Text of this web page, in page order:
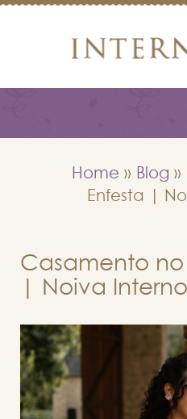
Home » Blog »
Enfesta |
Casamento no
| Noiva